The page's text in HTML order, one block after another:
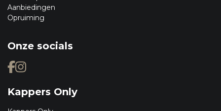
Aanbiedingen
Opruiming
Onze socials
Kappers Only